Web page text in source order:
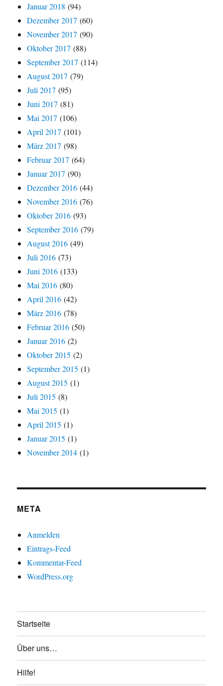
Januar 2018 (94)
Dezember 2017 (60)
November 2017 (90)
Oktober 2017 (88)
September 2017 (114)
August 2017 (79)
Juli 2017 (95)
Juni 2017 (81)
Mai 2017 (106)
April 2017 (101)
März 2017 (98)
Februar 2017 (64)
Januar 2017 (90)
Dezember 2016 (44)
November 2016 (76)
Oktober 2016 (93)
September 2016 (79)
August 2016 (49)
Juli 2016 (73)
Juni 2016 (133)
Mai 2016 (80)
April 2016 (42)
März 2016 (78)
Februar 2016 (50)
Januar 2016 (2)
Oktober 2015 (2)
September 2015 (1)
August 2015 (1)
Juli 2015 (8)
Mai 2015 (1)
April 2015 (1)
Januar 2015 (1)
November 2014 (1)
META
Anmelden
Eintrags-Feed
Kommentar-Feed
WordPress.org
Startseite
Über uns…
Hilfe!